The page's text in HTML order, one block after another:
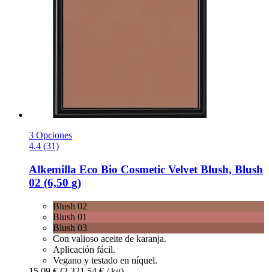
3 Opciones
4.4 (31)
Alkemilla Eco Bio Cosmetic Velvet Blush, Blush
02 (6,50 g)
Blush 02
Blush 01
Blush 03
Con valioso aceite de karanja.
Aplicación fácil.
Vegano y testado en níquel.